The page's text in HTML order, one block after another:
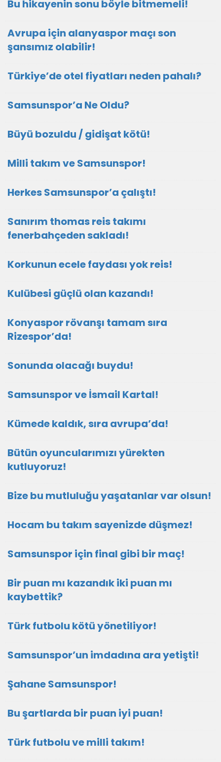
Bu hikayenin sonu böyle bitmemeli!
Avrupa için alanyaspor maçı son
şansımız olabilir!
Türkiye’de otel fiyatları neden pahalı?
Samsunspor’a Ne Oldu?
Büyü bozuldu / gidişat kötü!
Milli takım ve Samsunspor!
Herkes Samsunspor’a çalıştı!
Sanırım thomas reis takımı
fenerbahçeden sakladı!
Korkunun ecele faydası yok reis!
Kulübesi güçlü olan kazandı!
Konyaspor rövanşı tamam sıra
Rizespor’da!
Sonunda olacağı buydu!
Samsunspor ve İsmail Kartal!
Kümede kaldık, sıra avrupa’da!
Bütün oyuncularımızı yürekten
kutluyoruz!
Bize bu mutluluğu yaşatanlar var olsun!
Hocam bu takım sayenizde düşmez!
Samsunspor için final gibi bir maç!
Bir puan mı kazandık iki puan mı
kaybettik?
Türk futbolu kötü yönetiliyor!
Samsunspor’un imdadına ara yetişti!
Şahane Samsunspor!
Bu şartlarda bir puan iyi puan!
Türk futbolu ve milli takım!